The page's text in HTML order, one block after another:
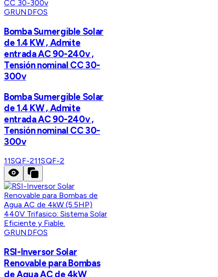
GRUNDFOS
Bomba Sumergible Solar
de 1.4 KW , Admite
entrada AC 90-240v ,
Tensión nominal CC 30-
300v
Bomba Sumergible Solar
de 1.4 KW , Admite
entrada AC 90-240v ,
Tensión nominal CC 30-
300v
11SQF-211SQF-2
GRUNDFOS
RSI-Inversor Solar
Renovable para Bombas
de Agua AC de 4kW